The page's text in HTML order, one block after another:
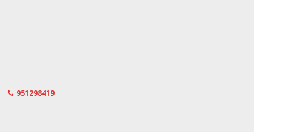
951298419